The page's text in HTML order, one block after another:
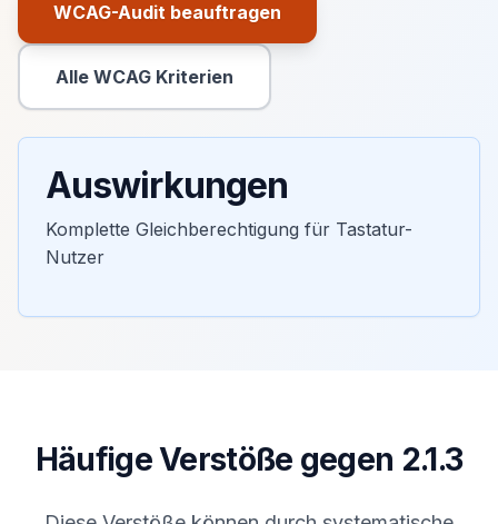
WCAG-Audit beauftragen
Primäre Aktion
Alle WCAG Kriterien
Sekundäre Aktion
Auswirkungen
Komplette Gleichberechtigung für Tastatur-
Nutzer
Häufige Verstöße gegen 2.1.3